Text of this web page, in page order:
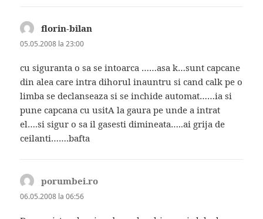
florin-bilan
05.05.2008 la 23:00
cu siguranta o sa se intoarca ……asa k…sunt capcane
din alea care intra dihorul inauntru si cand calk pe o
limba se declanseaza si se inchide automat……ia si
pune capcana cu usitA la gaura pe unde a intrat
el….si sigur o sa il gasesti dimineata…..ai grija de
ceilanti…….bafta
porumbei.ro
06.05.2008 la 06:56